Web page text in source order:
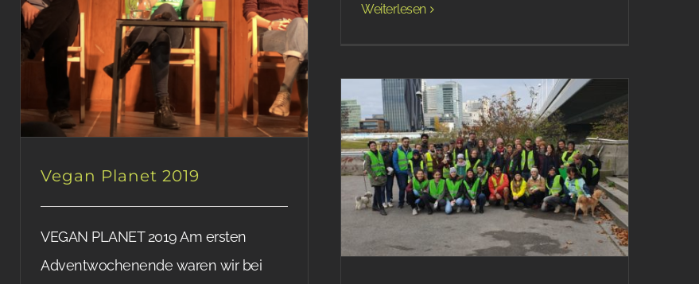
Weiterlesen
Vegan Planet 2019
VEGAN PLANET 2019 Am ersten
Adventwochenende waren wir bei